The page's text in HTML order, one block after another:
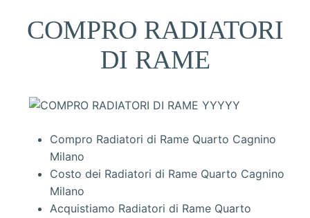
COMPRO RADIATORI
DI RAME
Compro Radiatori di Rame Quarto Cagnino
Milano
Costo dei Radiatori di Rame Quarto Cagnino
Milano
Acquistiamo Radiatori di Rame Quarto